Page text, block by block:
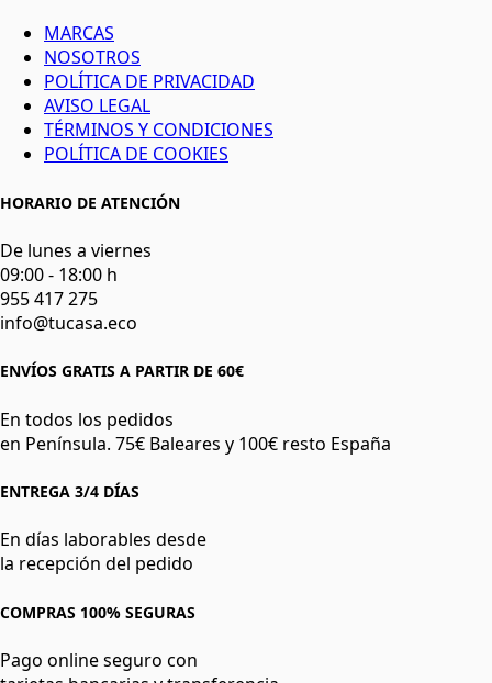
MARCAS
NOSOTROS
POLÍTICA DE PRIVACIDAD
AVISO LEGAL
TÉRMINOS Y CONDICIONES
POLÍTICA DE COOKIES
HORARIO DE ATENCIÓN
De lunes a viernes
09:00 - 18:00 h
955 417 275
info@tucasa.eco
ENVÍOS GRATIS A PARTIR DE 60€
En todos los pedidos
en Península. 75€ Baleares y 100€ resto España
ENTREGA 3/4 DÍAS
En días laborables desde
la recepción del pedido
COMPRAS 100% SEGURAS
Pago online seguro con